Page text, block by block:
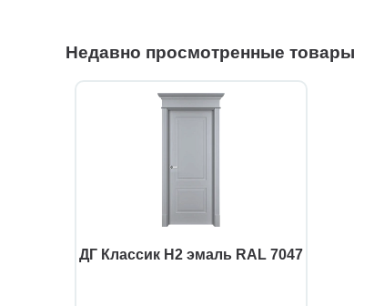
Недавно просмотренные товары
ДГ Классик Н2 эмаль RAL 7047